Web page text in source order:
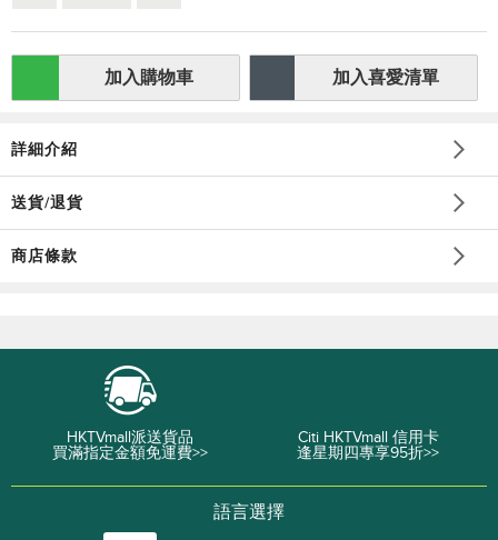
加入購物車 加入喜愛清單
詳細介紹
送貨/退貨
商店條款
HKTVmall派送貨品
買滿指定金額免運費>>
Citi HKTVmall 信用卡
逢星期四專享95折>>
語言選擇